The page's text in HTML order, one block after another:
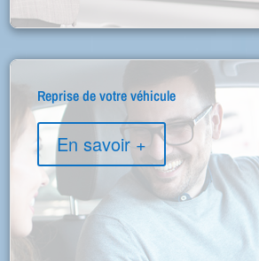
Reprise de votre véhicule
En savoir +